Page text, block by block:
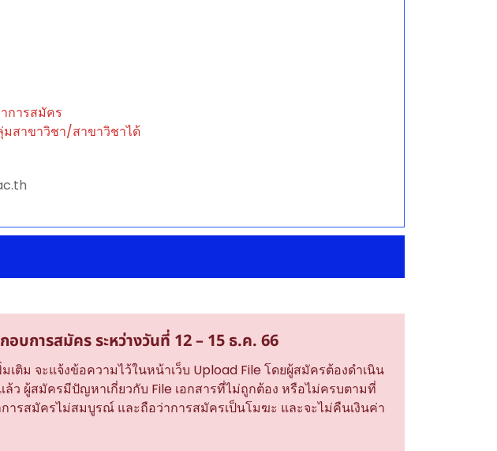
การสมัคร
มสาขาวิชา/สาขาวิชาได้
บการสมัคร ระหว่างวันที่ 12 – 15 ธ.ค. 66
ติม จะแจ้งข้อความไว้ในหน้าเว็บ Upload File โดยผู้สมัครต้องดำเนิน
ล้ว ผู้สมัครมีปัญหาเกี่ยวกับ File เอกสารที่ไม่ถูกต้อง หรือไม่ครบตามที่
ารสมัครไม่สมบูรณ์ และถือว่าการสมัครเป็นโมฆะ และจะไม่คืนเงินค่า